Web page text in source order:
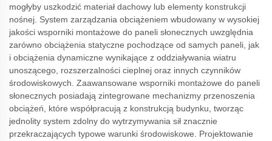
mogłyby uszkodzić materiał dachowy lub elementy konstrukcji
nośnej. System zarządzania obciążeniem wbudowany w wysokiej
jakości wsporniki montażowe do paneli słonecznych uwzględnia
zarówno obciążenia statyczne pochodzące od samych paneli, jak
i obciążenia dynamiczne wynikające z oddziaływania wiatru
unoszącego, rozszerzalności cieplnej oraz innych czynników
środowiskowych. Zaawansowane wsporniki montażowe do paneli
słonecznych posiadają zintegrowane mechanizmy przenoszenia
obciążeń, które współpracują z konstrukcją budynku, tworząc
jednolity system zdolny do wytrzymywania sił znacznie
przekraczających typowe warunki środowiskowe. Projektowanie